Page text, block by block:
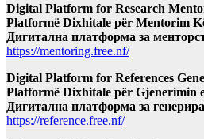
Digital Platform for Research
Platformë Dixhitale për Mentorim
Дигитална платформа за
https://mentoring.free.nf/
Digital Platform for References
Platformë Dixhitale për Gjenerimin
Дигитална платформа за
https://reference.free.nf/